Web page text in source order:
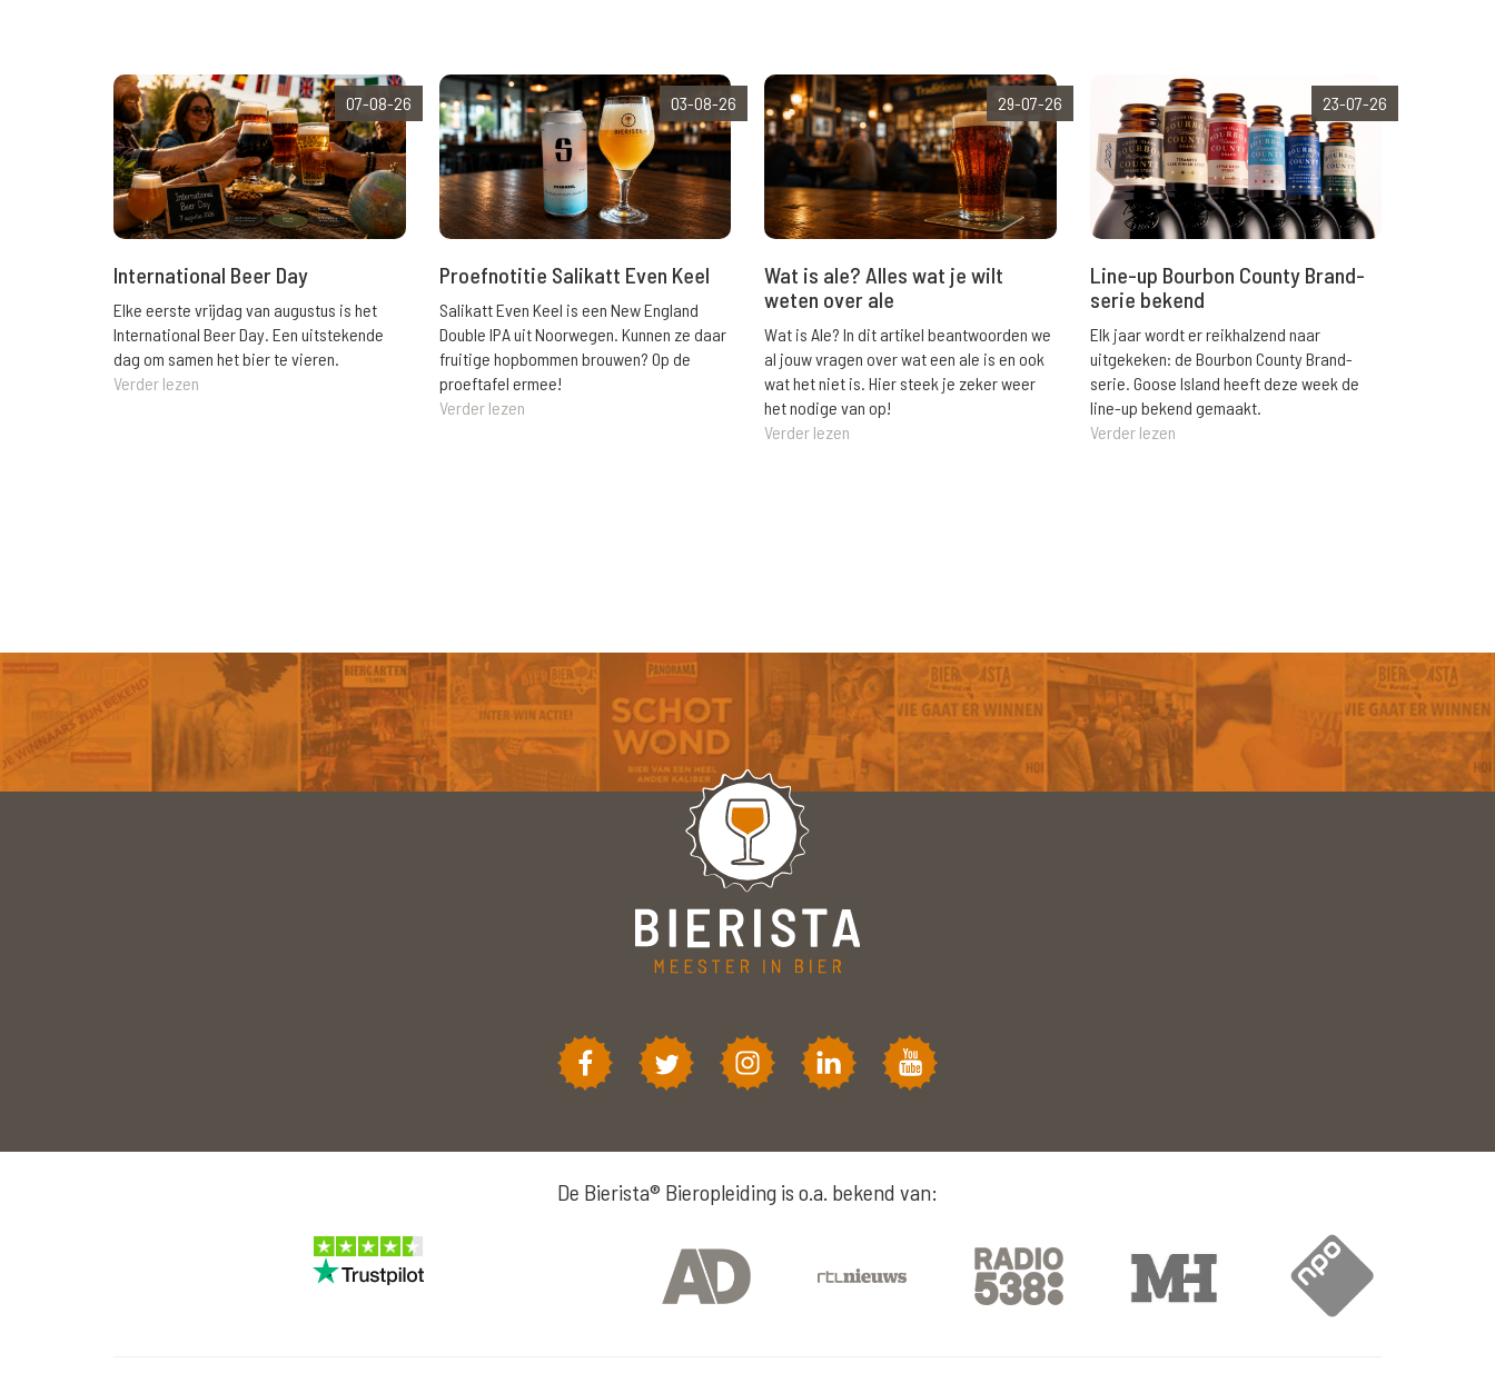
07-08-26
International Beer Day
Elke eerste vrijdag van augustus is het
International Beer Day. Een uitstekende
dag om samen het bier te vieren.
Verder lezen
03-08-26
Proefnotitie Salikatt Even Keel
Salikatt Even Keel is een New England
Double IPA uit Noorwegen. Kunnen ze daar
fruitige hopbommen brouwen? Op de
proeftafel ermee!
Verder lezen
29-07-26
Wat is ale? Alles wat je wilt
weten over ale
Wat is Ale? In dit artikel beantwoorden we
al jouw vragen over wat een ale is en ook
wat het niet is. Hier steek je zeker weer
het nodige van op!
Verder lezen
23-07-26
Line-up Bourbon County Brand-
serie bekend
Elk jaar wordt er reikhalzend naar
uitgekeken: de Bourbon County Brand-
serie. Goose Island heeft deze week de
line-up bekend gemaakt.
Verder lezen
De Bierista® Bieropleiding is o.a. bekend van: